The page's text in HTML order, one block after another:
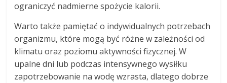
ograniczyć nadmierne spożycie kalorii.
Warto także pamiętać o indywidualnych potrzebach
organizmu, które mogą być różne w zależności od
klimatu oraz poziomu aktywności fizycznej. W
upalne dni lub podczas intensywnego wysiłku
zapotrzebowanie na wodę wzrasta, dlatego dobrze